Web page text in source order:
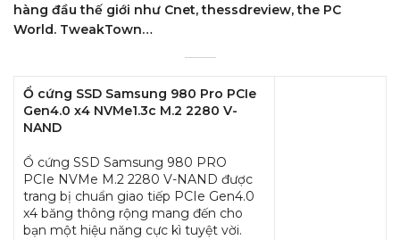
hàng đầu thế giới như Cnet, thessdreview, the PC
World. TweakTown…
Ổ cứng SSD Samsung 980 Pro PCIe
Gen4.0 x4 NVMe1.3c M.2 2280 V-
NAND
Ổ cứng SSD Samsung 980 PRO
PCIe NVMe M.2 2280 V-NAND được
trang bị chuẩn giao tiếp PCIe Gen4.0
x4 băng thông rộng mang đến cho
bạn một hiệu năng cực kì tuyệt vời.